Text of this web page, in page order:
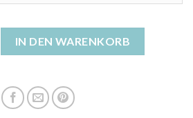
IN DEN WARENKORB